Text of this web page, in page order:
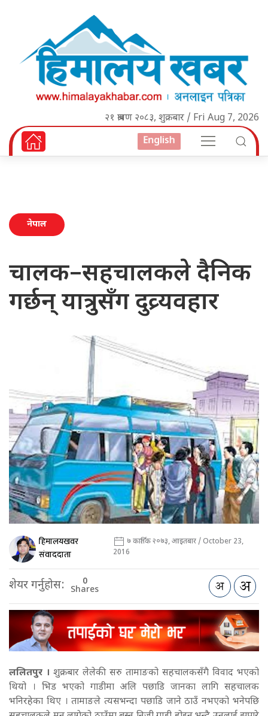
२१ श्रावण २०८३, शुक्रबार / Fri Aug 7, 2026
English
नेपाल
चालक–सहचालकले दैनिक
गर्छन् यात्रुसँग दुव्र्यवहार
हिमालयखवर
संवाददाता
७ कार्तिक २०७३, आइतबार / October 23,
2016
शेयर गर्नुहोस: 0
Shares
ललितपुर । शुक्रबार लेलेकी सरु तामाङको सहचालकसँगै विवाद भएको
थियो । भिड भएको गाडीमा अलि पछाडि जानका लागि सहचालक
भनिरहेका थिए । तामाङले त्यसभन्दा पछाडि जाने ठाउँ नभएको भनेपछि